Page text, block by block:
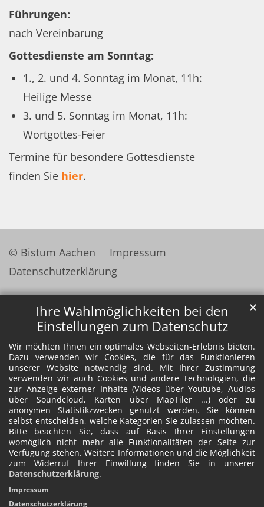
Ihre Wahlmöglichkeiten bei den
Einstellungen zum Datenschutz
Wir möchten Ihnen ein optimales Webseiten-Erlebnis bieten.
Dazu verwenden wir Cookies, die für das Funktionieren
unserer Website notwendig sind. Mit Ihrer Zustimmung
verwenden wir auch Cookies und andere Technologien, die
zur Anzeige externer Inhalte (Videos über Youtube, Audios
über Soundcloud, Karten über MapTiler ...) oder zu
anonymen Statistikzwecken genutzt werden. Sie können
selbst entscheiden, welche Kategorien Sie zulassen möchten.
Bitte beachten Sie, dass auf Basis Ihrer Einstellungen
womöglich nicht mehr alle Funktionalitäten der Seite zur
Verfügung stehen. Weitere Informationen und die Möglichkeit
zum Widerruf Ihrer Einwillung finden Sie in unserer
Datenschutzerklärung.
✕
Impressum
Datenschutzerklärung
Führungen:
nach Vereinbarung
Gottesdienste am Sonntag:
1., 2. und 4. Sonntag im Monat, 11h:
Heilige Messe
3. und 5. Sonntag im Monat, 11h:
Wortgottes-Feier
Termine für besondere Gottesdienste
finden Sie hier.
© Bistum Aachen
Impressum
Datenschutzerklärung